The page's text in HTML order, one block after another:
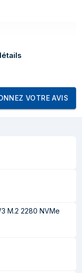
VOTRE AVIS
M.2 2280 NVMe